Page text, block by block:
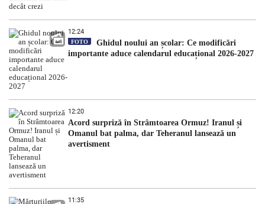
12:24
FOTO
Ghidul noului an școlar: Ce modificări
importante aduce calendarul educațional 2026-2027
12:20
Acord surpriză în Strâmtoarea Ormuz! Iranul și
Omanul bat palma, dar Teheranul lansează un
avertisment
11:35